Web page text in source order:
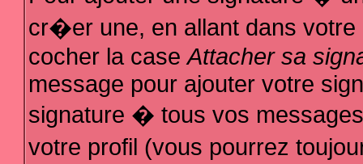
cr�er une, en allant dans
cocher la caseAttacher sa
message pour ajouter votre
signature � tous vos
votre profil (vous pourrez